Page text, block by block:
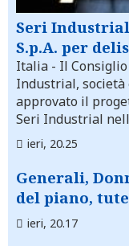
Seri Industrial
S.p.A. per
Italia - Il
Industrial,
approvato il
Seri Industrial
ieri, 20.25
Generali,
del piano,
ieri, 20.17